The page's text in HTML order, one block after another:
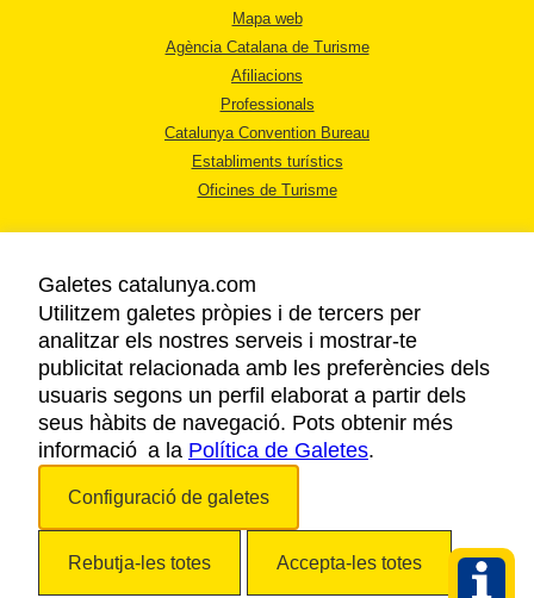
Mapa web
Agència Catalana de Turisme
Afiliacions
Professionals
Catalunya Convention Bureau
Establiments turístics
Oficines de Turisme
AVÍS LEGAL
POLÍTICA DE PRIVACITAT
COOKIES
ACCESSIBILITAT
Galetes catalunya.com
Utilitzem galetes pròpies i de tercers per
analitzar els nostres serveis i mostrar-te
publicitat relacionada amb les preferències dels
usuaris segons un perfil elaborat a partir dels
seus hàbits de navegació. Pots obtenir més
informació a la Política de Galetes.
Configuració de galetes
Rebutja-les totes Accepta-les totes